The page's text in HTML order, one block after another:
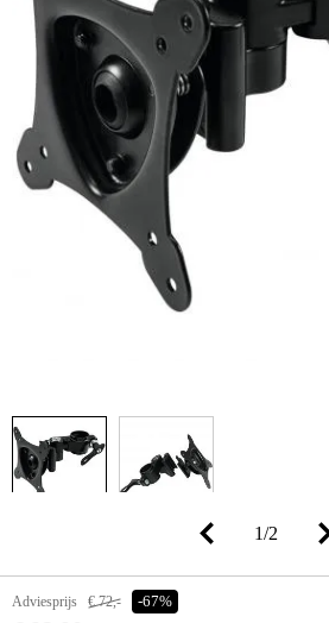
1/2
Adviesprijs € 72,- -67%